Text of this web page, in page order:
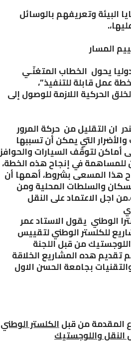
وتعريفهم بالوسائل
المسار
يحول الخطاب المتغنّـي
عمل قابلة للتنفيذ”،
اللازمة للوصول إلى
التقليل من حركة المرور
التي يمكن أن تسببها
لتوقّف السيارات والحوافز
في إنجاح هذه الخطة،
المسعى بشروط، أهمها أن
والسلطات المحلية ومن
الاعتماد على النقل
الوطني يقول الاستاد عمر
مشاريع للكلستر الوطني لتقييس
من قبل اللجنة
كوب 22 و تم تقديم هده المشاريع الخلاقة
بجامعة الحسن الاول
من قبلالكلستر الوطني
واللوجستيك